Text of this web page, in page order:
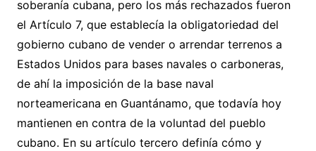
soberanía cubana, pero los más rechazados fueron
el Artículo 7, que establecía la obligatoriedad del
gobierno cubano de vender o arrendar terrenos a
Estados Unidos para bases navales o carboneras,
de ahí la imposición de la base naval
norteamericana en Guantánamo, que todavía hoy
mantienen en contra de la voluntad del pueblo
cubano. En su artículo tercero definía cómo y